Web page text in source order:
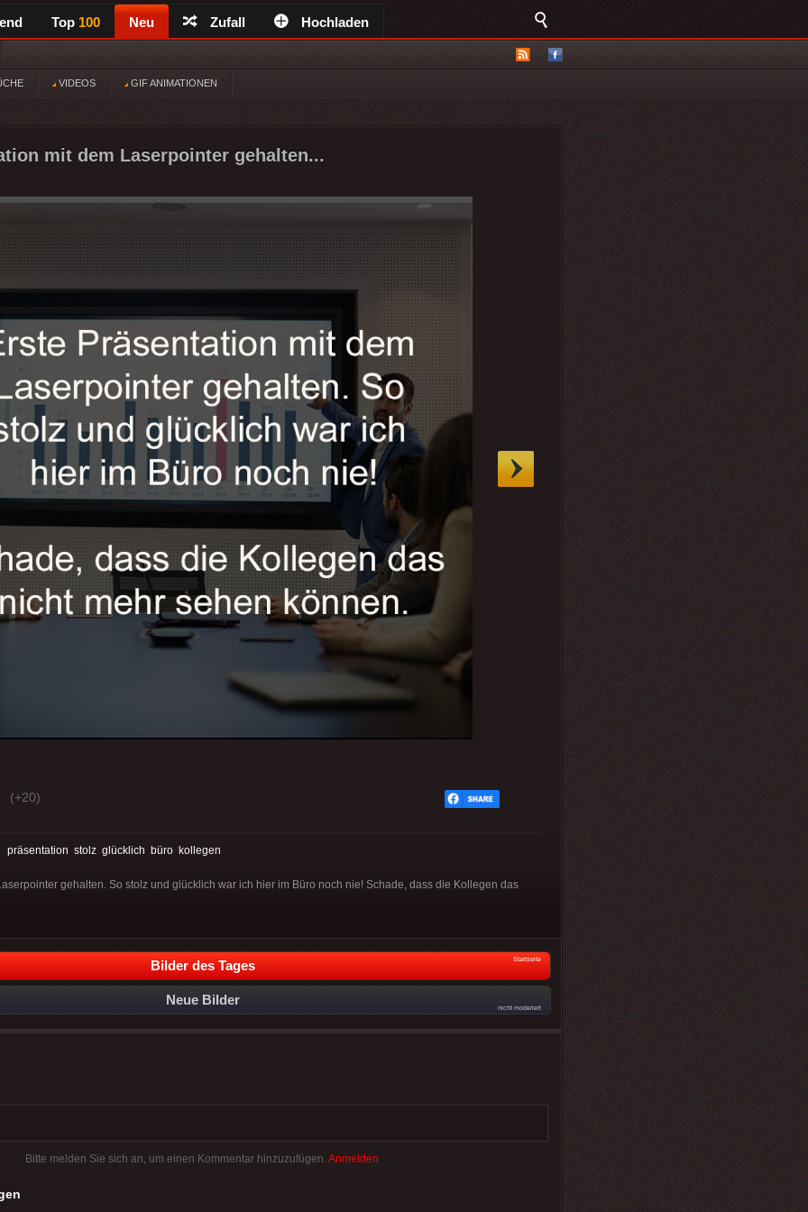
Top 100 Neu Zufall Hochladen
VIDEOS GIF ANIMATIONEN
mit dem Laserpointer gehalten...
(+20)
präsentation stolz glücklich büro kollegen
gehalten. So stolz und glücklich war ich hier im Büro noch nie! Schade, dass die Kollegen das
Bilder des Tages Startseite
Neue Bilder
nicht moderiert
Bitte melden Sie sich an, um einen Kommentar hinzuzufügen. Anmelden